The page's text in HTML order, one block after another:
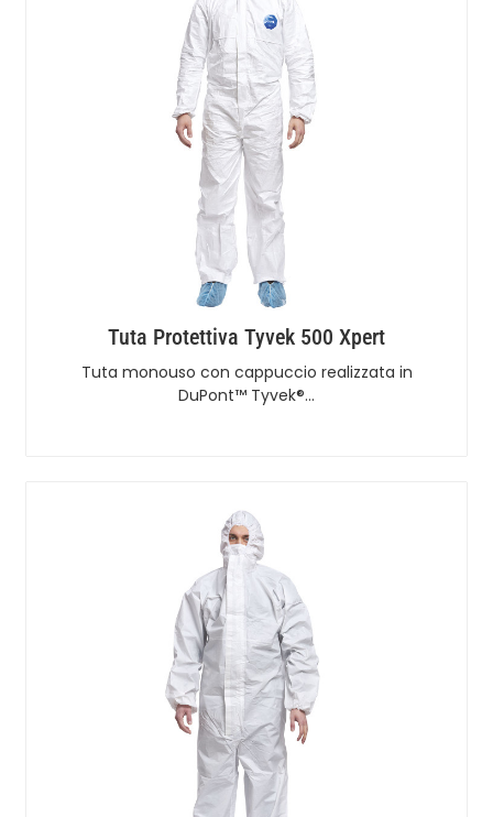
Tuta Protettiva Tyvek 500 Xpert
Tuta monouso con cappuccio realizzata in
DuPont™ Tyvek®…